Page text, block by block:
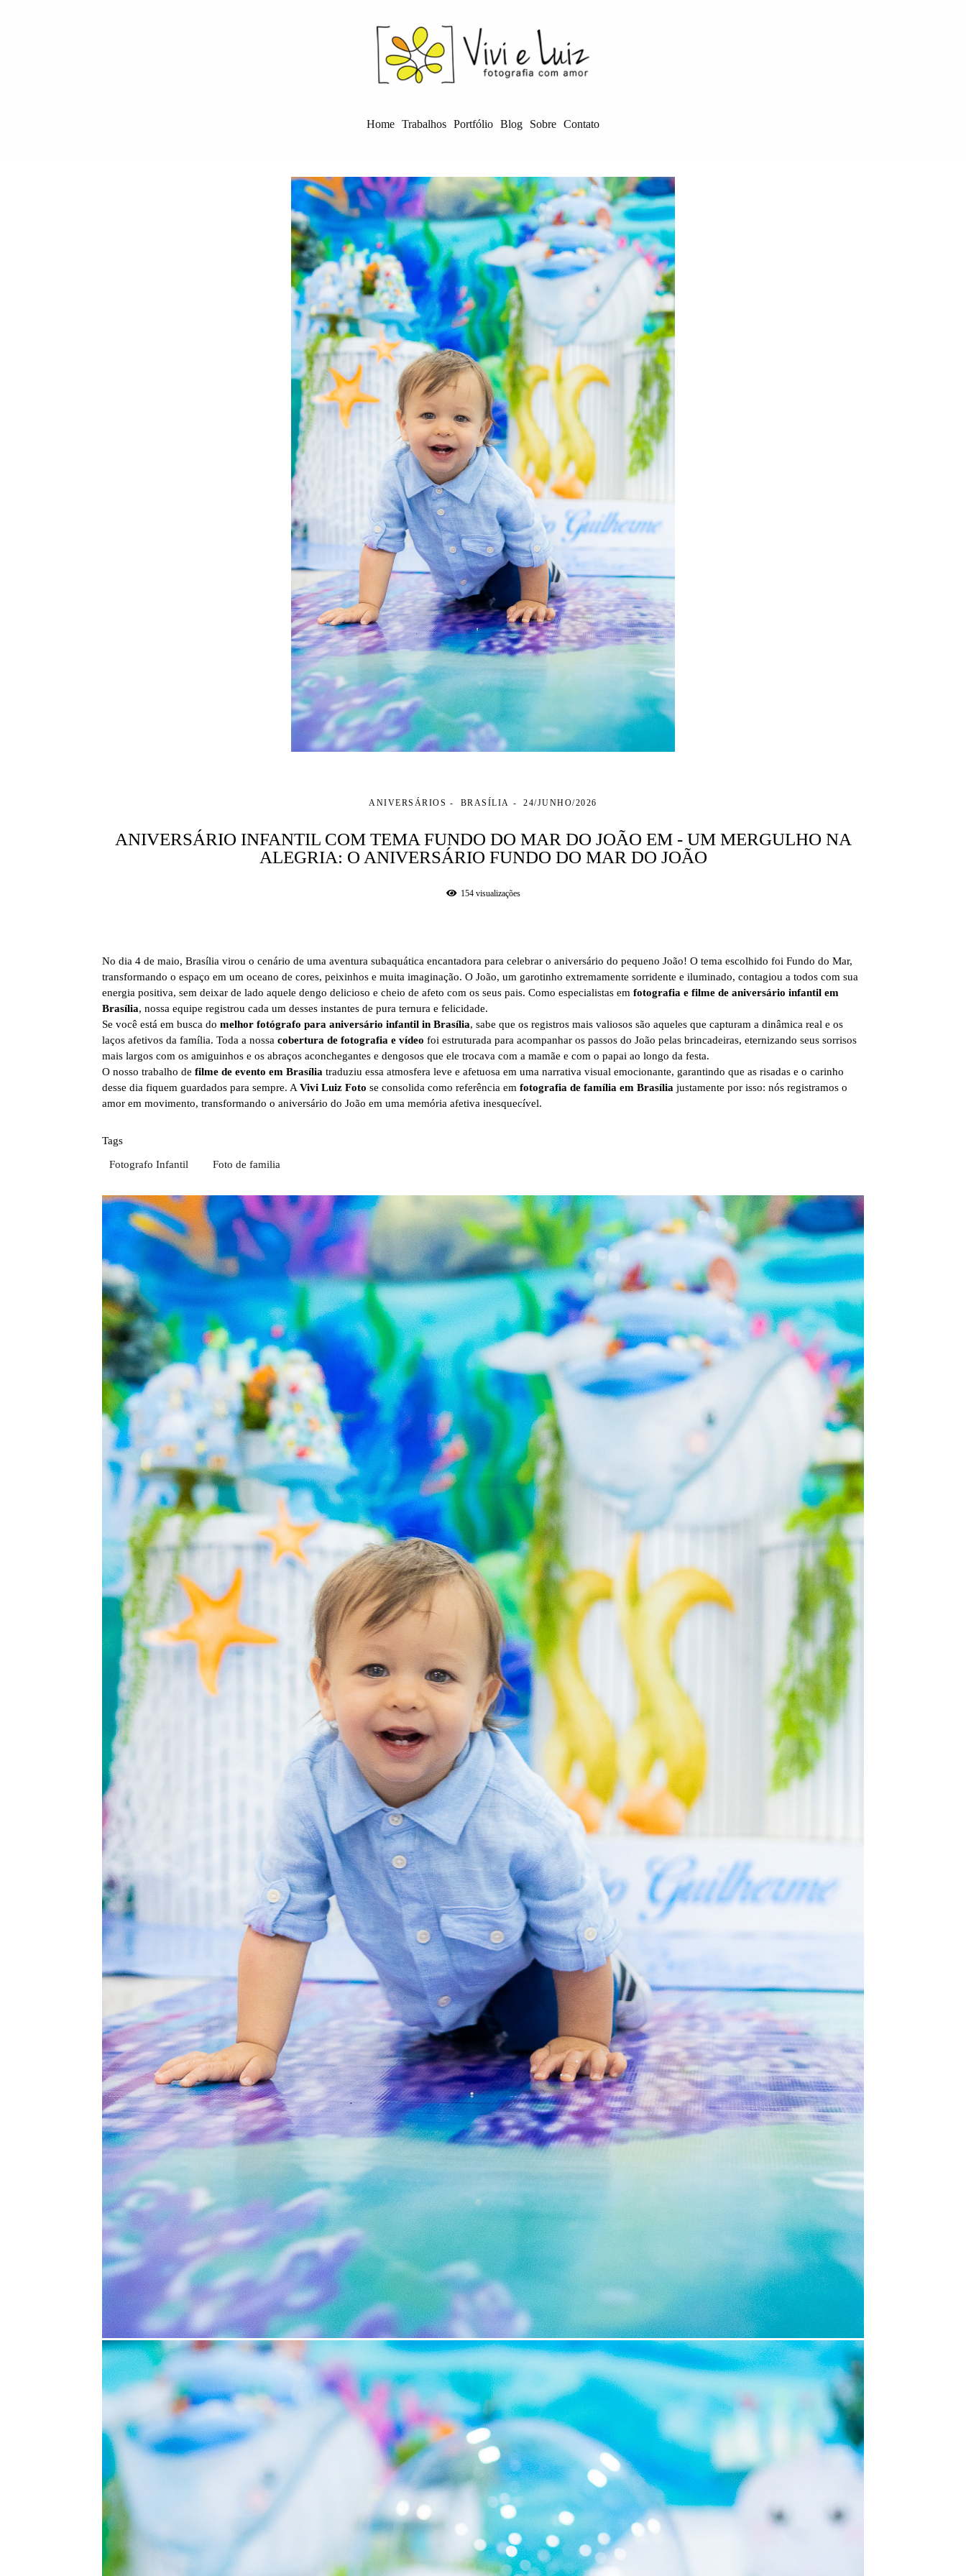
Home Trabalhos Portfólio Blog Sobre Contato
ANIVERSÁRIOS BRASÍLIA 24/JUNHO/2026
ANIVERSÁRIO INFANTIL COM TEMA FUNDO DO MAR DO JOÃO EM - UM MERGULHO NA
ALEGRIA: O ANIVERSÁRIO FUNDO DO MAR DO JOÃO
154visualizações
No dia 4 de maio, Brasília virou o cenário de uma aventura subaquática encantadora para celebrar o aniversário do pequeno João! O tema escolhido foi Fundo do Mar,
transformando o espaço em um oceano de cores, peixinhos e muita imaginação. O João, um garotinho extremamente sorridente e iluminado, contagiou a todos com sua
energia positiva, sem deixar de lado aquele dengo delicioso e cheio de afeto com os seus pais. Como especialistas em fotografia e filme de aniversário infantil em
Brasília, nossa equipe registrou cada um desses instantes de pura ternura e felicidade.
Se você está em busca do melhor fotógrafo para aniversário infantil in Brasília, sabe que os registros mais valiosos são aqueles que capturam a dinâmica real e os
laços afetivos da família. Toda a nossa cobertura de fotografia e vídeo foi estruturada para acompanhar os passos do João pelas brincadeiras, eternizando seus sorrisos
mais largos com os amiguinhos e os abraços aconchegantes e dengosos que ele trocava com a mamãe e com o papai ao longo da festa.
O nosso trabalho de filme de evento em Brasília traduziu essa atmosfera leve e afetuosa em uma narrativa visual emocionante, garantindo que as risadas e o carinho
desse dia fiquem guardados para sempre. A Vivi Luiz Foto se consolida como referência em fotografia de família em Brasília justamente por isso: nós registramos o
amor em movimento, transformando o aniversário do João em uma memória afetiva inesquecível.
Tags
Fotografo Infantil Foto de familia